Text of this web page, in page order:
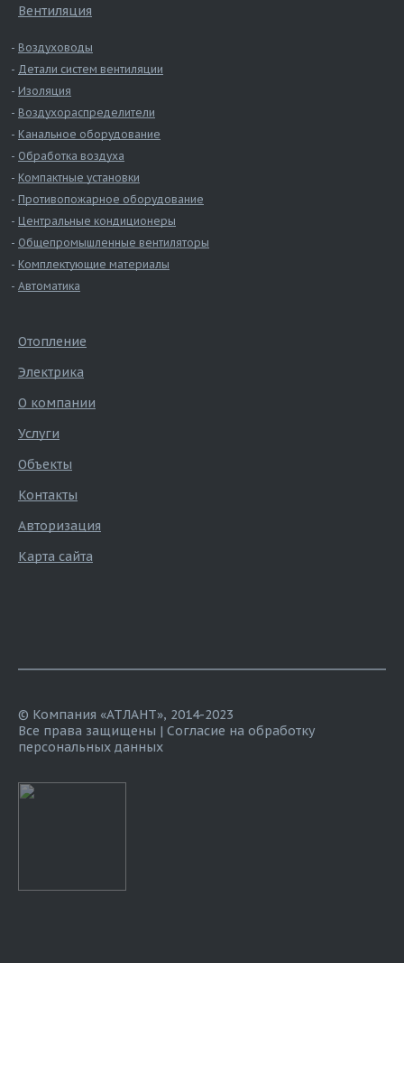
Вентиляция
Воздуховоды
Детали систем вентиляции
Изоляция
Воздухораспределители
Канальное оборудование
Обработка воздуха
Компактные установки
Противопожарное оборудование
Центральные кондиционеры
Общепромышленные вентиляторы
Комплектующие материалы
Автоматика
Отопление
Электрика
О компании
Услуги
Объекты
Контакты
Авторизация
Карта сайта
© Компания «АТЛАНТ», 2014-2023
Все права защищены | Согласие на обработку
персональных данных